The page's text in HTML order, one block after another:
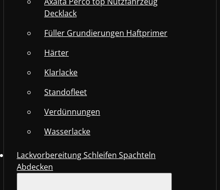
Decklack
Füller Grundierungen Haftprimer
Härter
Klarlacke
Standofleet
Verdünnungen
Wasserlacke
Lackvorbereitung Schleifen Spachteln
Abdecken